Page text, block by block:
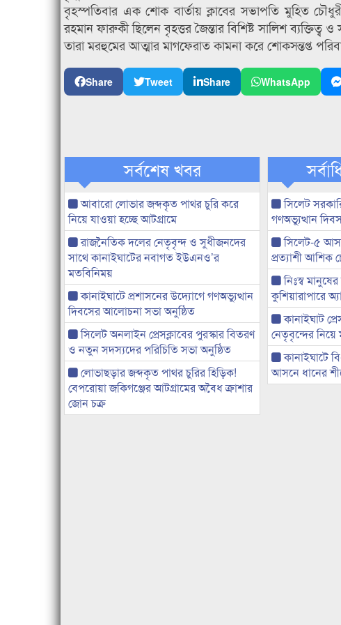
বৃহস্পতিবার এক শোক বার্তায় ক্লাবের সভাপতি মুহিত
রহমান ফারুকী ছিলেন বৃহত্তর জৈন্তার বিশিষ্ট সালিশ ব্যক্তিত্ব
তারা মরহুমের আত্মার মাগফেরাত কামনা করে শোকসন্তপ্ত
Share Tweet Share WhatsApp
সর্বশেষ খবর
আবারো লোভার জব্দকৃত পাথর চুরি করে
নিয়ে যাওয়া হচ্ছে আটগ্রামে
রাজনৈতিক দলের নেতৃবৃন্দ ও সুধীজনদের
সাথে কানাইঘাটের নবাগত ইউএনও’র
মতবিনিময়
কানাইঘাটে প্রশাসনের উদ্যোগে গণঅভ্যুত্থান
দিবসের আলোচনা সভা অনুষ্ঠিত
সিলেট অনলাইন প্রেসক্লাবের পুরস্কার বিতরণ
ও নতুন সদস্যদের পরিচিতি সভা অনুষ্ঠিত
লোভাছড়ার জব্দকৃত পাথর চুরির হিড়িক!
বেপরোয়া জকিগঞ্জের আটগ্রামের অবৈধ ক্রাশার
জোন চক্র
সিলেট
গণঅভ্যুত্থান
সিলেট-৫
প্রত্যাশী আশিক
নিঃস্ব
কুশিয়ারাপারে
কানাইঘাট
নেতৃবৃন্দের নিয়ে
কানাইঘাটে
আসনে ধানের